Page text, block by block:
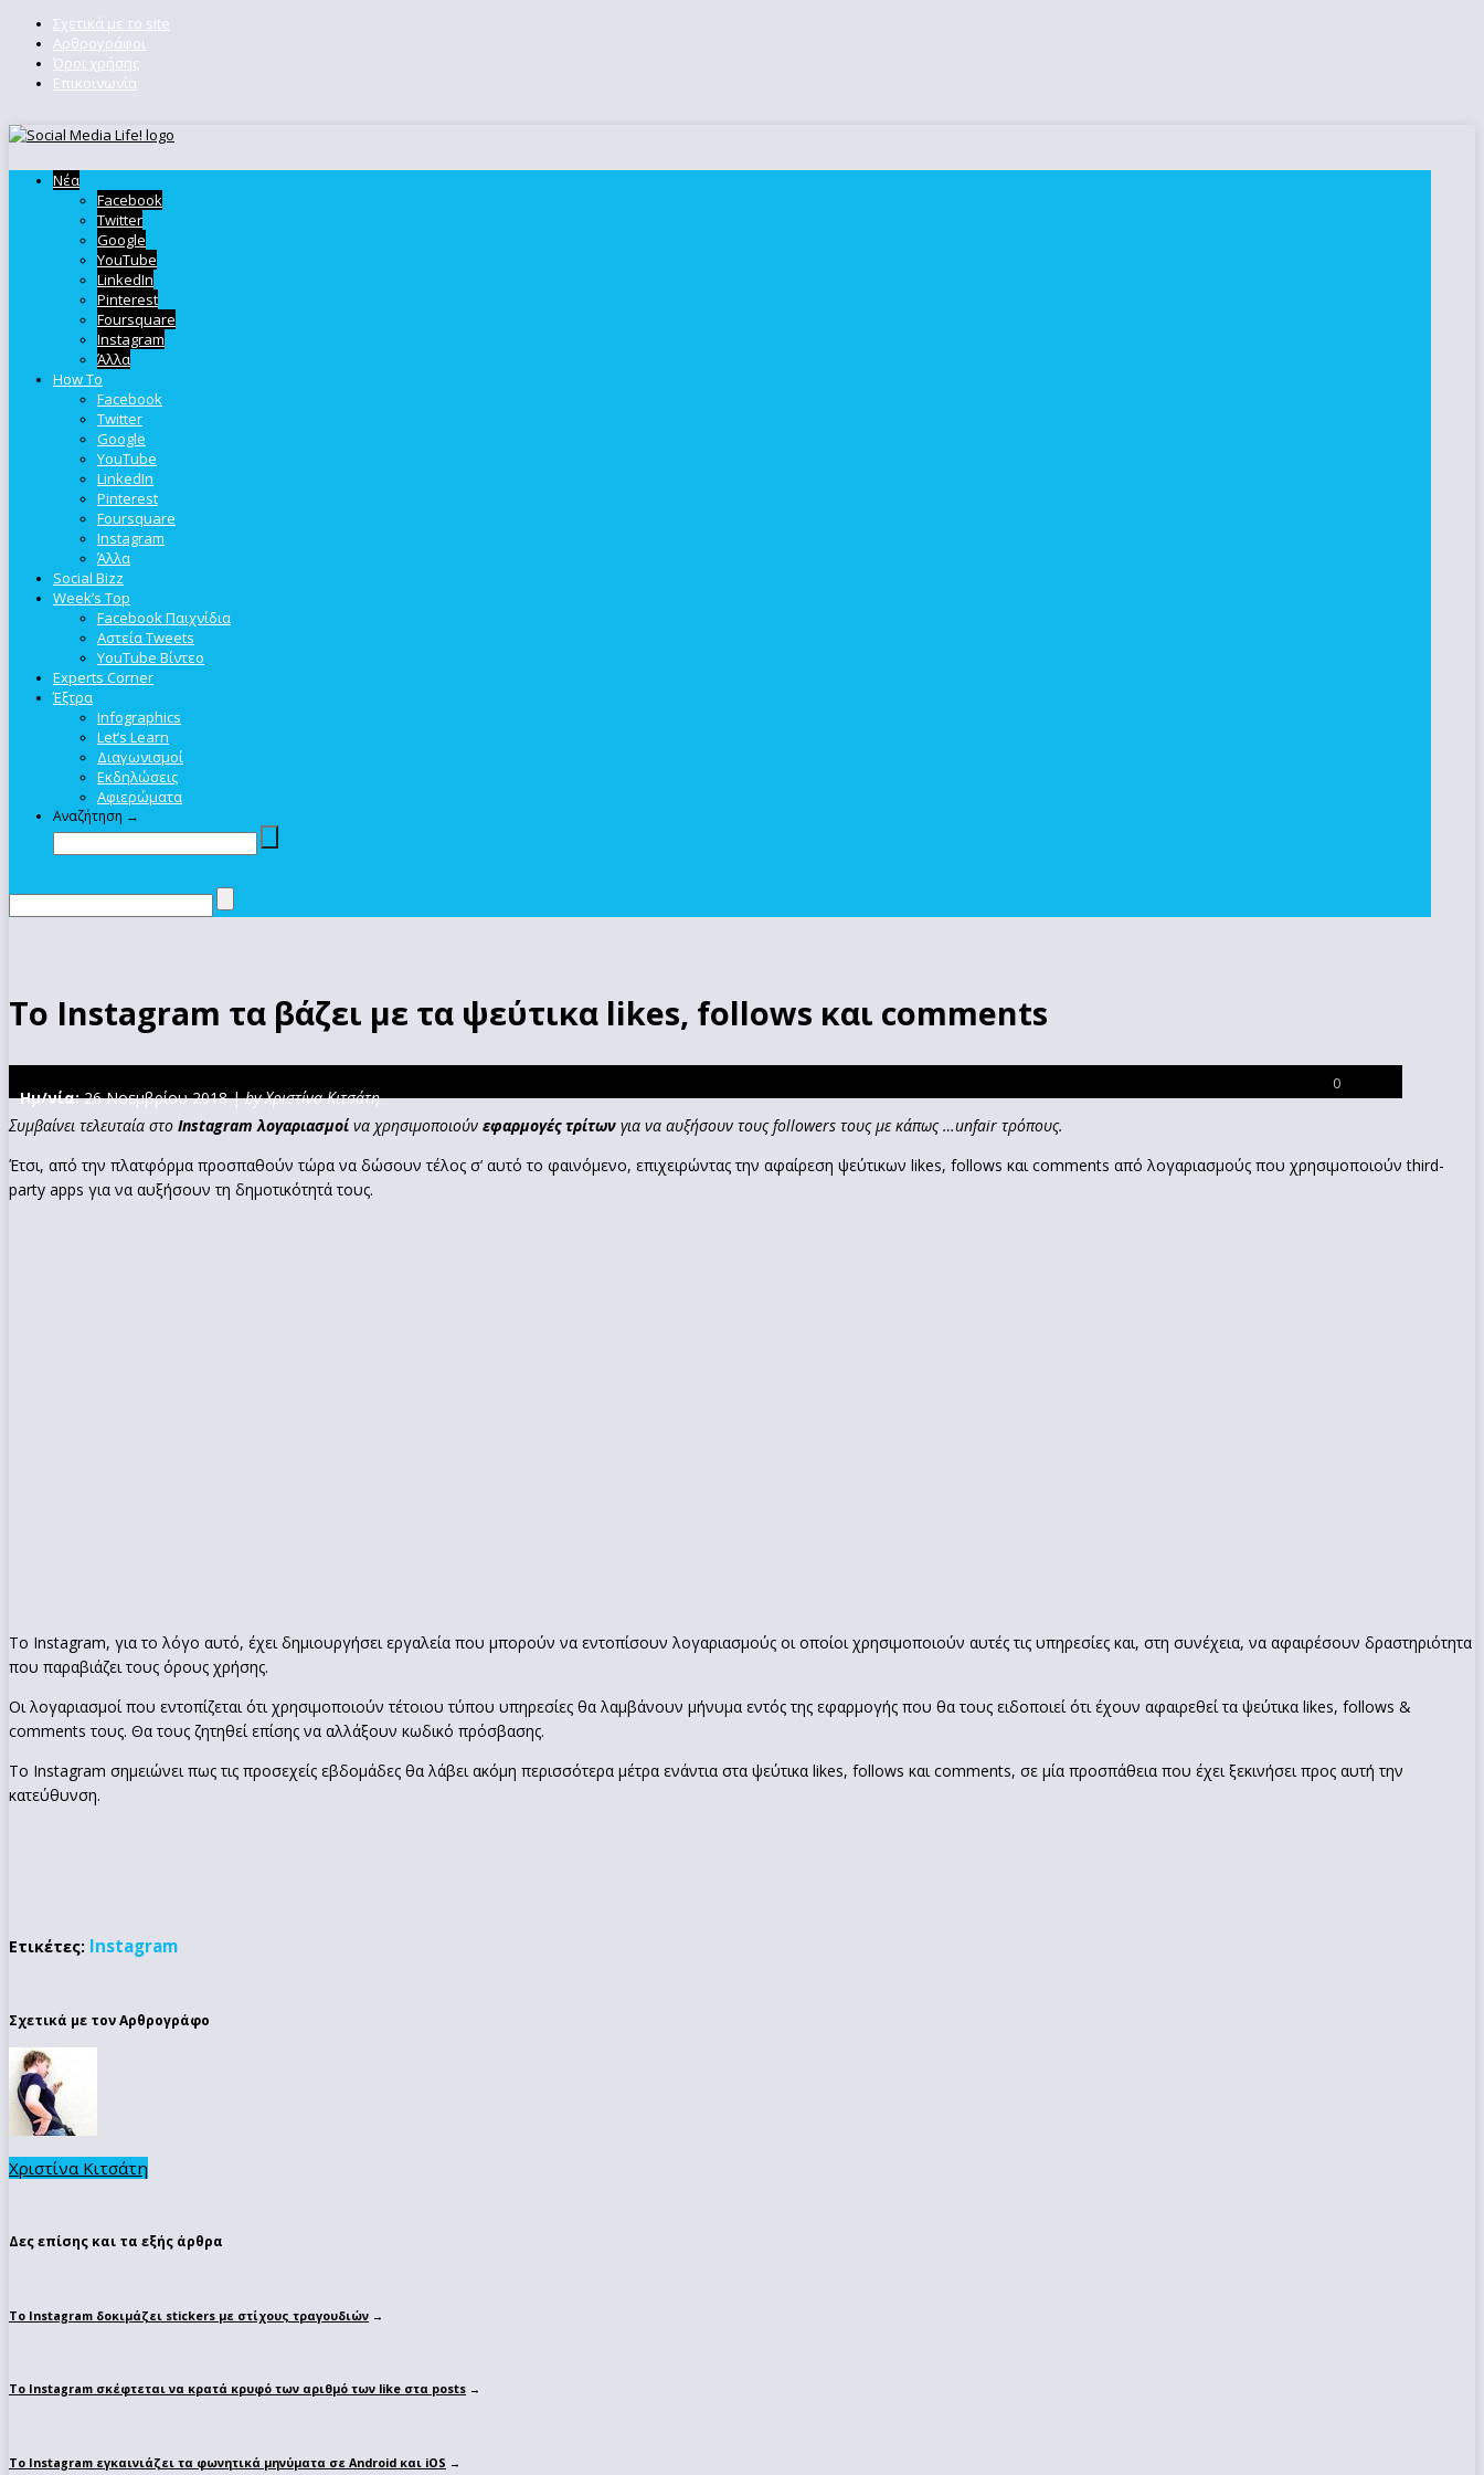
Σχετικά με το site
Αρθρογράφοι
Όροι χρήσης
Επικοινωνία
Νέα
Facebook
Twitter
Google
YouTube
LinkedIn
Pinterest
Foursquare
Instagram
Άλλα
How To
Facebook
Twitter
Google
YouTube
LinkedIn
Pinterest
Foursquare
Instagram
Άλλα
Social Bizz
Week’s Top
Facebook Παιχνίδια
Αστεία Tweets
YouTube Βίντεο
Experts Corner
Έξτρα
Infographics
Let’s Learn
Διαγωνισμοί
Εκδηλώσεις
Αφιερώματα
Αναζήτηση →
Το Ιnstagram τα βάζει με τα ψεύτικα likes, follows και comments
Ημ/νία:26 Νοεμβρίου 2018 |by Χριστίνα Κιτσάτη
0
Συμβαίνει τελευταία στο Instagram λογαριασμοί να χρησιμοποιούν εφαρμογές τρίτων για να αυξήσουν τους followers τους με κάπως …unfair τρόπους.
Έτσι, από την πλατφόρμα προσπαθούν τώρα να δώσουν τέλος σ’ αυτό το φαινόμενο, επιχειρώντας την αφαίρεση ψεύτικων likes, follows και comments από λογαριασμούς που χρησιμοποιούν third-
party apps για να αυξήσουν τη δημοτικότητά τους.
Το Instagram, για το λόγο αυτό, έχει δημιουργήσει εργαλεία που μπορούν να εντοπίσουν λογαριασμούς οι οποίοι χρησιμοποιούν αυτές τις υπηρεσίες και, στη συνέχεια, να αφαιρέσουν δραστηριότητα
που παραβιάζει τους όρους χρήσης.
Οι λογαριασμοί που εντοπίζεται ότι χρησιμοποιούν τέτοιου τύπου υπηρεσίες θα λαμβάνουν μήνυμα εντός της εφαρμογής που θα τους ειδοποιεί ότι έχουν αφαιρεθεί τα ψεύτικα likes, follows &
comments τους. Θα τους ζητηθεί επίσης να αλλάξουν κωδικό πρόσβασης.
Το Instagram σημειώνει πως τις προσεχείς εβδομάδες θα λάβει ακόμη περισσότερα μέτρα ενάντια στα ψεύτικα likes, follows και comments, σε μία προσπάθεια που έχει ξεκινήσει προς αυτή την
κατεύθυνση.
Ετικέτες: Instagram
Σχετικά με τον Αρθρογράφο
Χριστίνα Κιτσάτη
Δες επίσης και τα εξής άρθρα
Το Instagram δοκιμάζει stickers με στίχους τραγουδιών →
To Instagram σκέφτεται να κρατά κρυφό των αριθμό των like στα posts →
Το Instagram εγκαινιάζει τα φωνητικά μηνύματα σε Android και iOS →